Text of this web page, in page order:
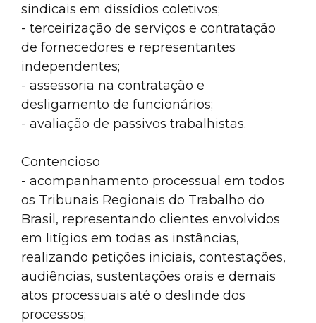
sindicais em dissídios coletivos;
- terceirização de serviços e contratação
de fornecedores e representantes
independentes;
- assessoria na contratação e
desligamento de funcionários;
- avaliação de passivos trabalhistas.
Contencioso
- acompanhamento processual em todos
os Tribunais Regionais do Trabalho do
Brasil, representando clientes envolvidos
em litígios em todas as instâncias,
realizando petições iniciais, contestações,
audiências, sustentações orais e demais
atos processuais até o deslinde dos
processos;